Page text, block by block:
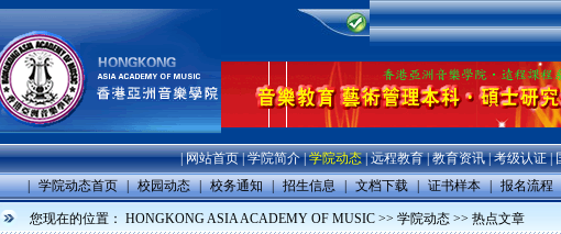
|网站首页|学院简介|学院动态|远程教育|教育资讯|考级认证|
| 学院动态首页 | 校园动态 | 校务通知 | 招生信息 | 文档下载 | 证书样本 | 报名流程
您现在的位置： HONGKONG ASIA ACADEMY OF MUSIC >> 学院动态 >> 热点文章